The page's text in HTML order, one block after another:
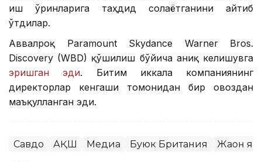
иш ўринларига таҳдид солаётганини айтиб
ўтдилар.
Аввалроқ Paramount Skydance Warner Bros.
Discovery (WBD) қўшилиш бўйича аниқ келишувга
эришган эди. Битим иккала компаниянинг
директорлар кенгаши томонидан бир овоздан
маъқулланган эди.
Савдо АҚШ Медиа Буюк Британия Жаҳон